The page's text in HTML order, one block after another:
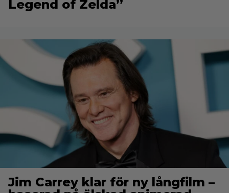
Legend of Zelda”
Jim Carrey klar för ny långfilm –